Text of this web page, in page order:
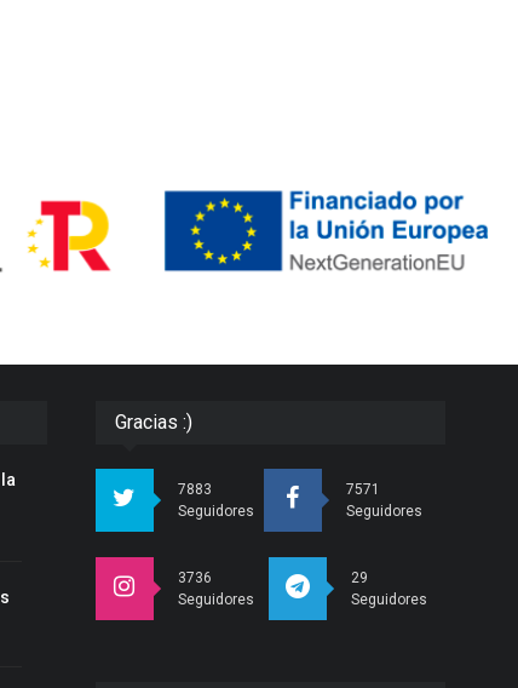
Gracias :)
7883
Seguidores
7571
Seguidores
3736
Seguidores
29
Seguidores